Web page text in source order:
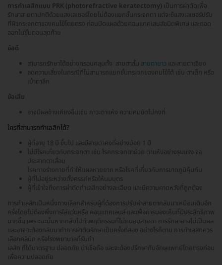
การทำเลสิกแบบ PRK (photorefractive keratectomy) เป็นการผ่าตัดเพื่อ
รักษาสายตาปกติด้วยแสงเลเซอร์โดยไม่ต้องแยกชั้นกระจกตา แต่จะช้แสงเลเซอร์ปรับ
ที่ผิวกระจกตาของคนไข้โดยตรง ก่อนปิดแผลด้วยคอนแทคเลนส์ชนิดพิเศษ และถอด
ออกในขั้นตอนสุดท้าย
ข้อดี
สามารถรักษาได้อย่างครอบคลุมทั้ง สายตาสั้น สายตายาว และสายตาเอียง
ลดความเสี่ยงในกรณีที่ไม่สามารถแยกชั้นกระจกของคนไข้ได้ เช่น ตาเล็ก หรือ
เบ้าตาลึก
ข้อเสีย
อาจมีผลข้างเคียงอื่นเช่น ภาวะตาแห้ง ความคมชัดไม่คงที่
ใครที่สามารถทำเลสิกได้?
ผู้ที่อายุ 18 ปี ขึ้นไป และมีสายตาคงที่อย่างน้อย 1 ปี
ไม่มีโรคเกี่ยวกับกระจกตา เช่น โรคกระจกตาย้วย ตาแห้งอย่างรุนแรง จอ
ประสาทตาเสื่อม
โรคทางร่างกายที่ทำให้แผลหายยาก หรือโรคที่เกี่ยวกับการขาดภูมิคุ้มกัน
ผู้ที่ไม่อยู่ระหว่างตั้งครรภ์หรือให้นมบุตร
ผู้ที่เข้าใจถึงการผ่าตัดทำเลสิกอย่างละเอียด และมีความคาดหวังที่ถูกต้อง
การทำเลสิกเป็นหนึ่งทางเลือกสำหรับผู้ที่ต้องการปรับค่าสายตากลับมาเหมือนเดิมอีก
ครั้งโดยไม่ต้องพึ่งการใส่แว่นหรือ คอนแทคเลนส์ และเพื่อการมองเห็นที่มีประสิทธิภาพ
มากขึ้น เพราะฉะนั้นหากกลับไปทำพฤติกรรมที่ไม่ถนอมสายตา การรักษาอาจไม่เป็นผล
และอาจจะต้องกลับมาทำการผ่าตัดรักษาเป็นครั้งที่สอง อย่างไรก็ตาม การทำเลสิกควร
เลือกคลินิก หรือโรงพยาบาลที่รับทำ
เลสิก ที่ได้มาตรฐาน ปลอดภัย น่าเชื่อถือ และจะต้องปรึกษากับจักษุแพทย์โดยตรงก่อน
เพื่อความปลอดภัย